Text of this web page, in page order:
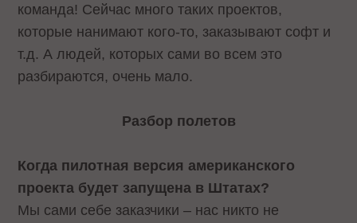
команда! Сейчас много таких проектов,
которые нанимают кого-то, заказывают софт и
т.д. А людей, которых сами во всем это
разбираются, очень мало.
Разбор полетов
Когда пилотная версия американского
проекта будет запущена в Штатах?
Мы сами себе заказчики – нас никто не